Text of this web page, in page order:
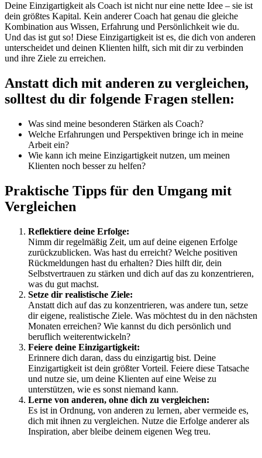
Deine Einzigartigkeit als Coach ist nicht nur eine nette Idee – sie ist
dein größtes Kapital. Kein anderer Coach hat genau die gleiche
Kombination aus Wissen, Erfahrung und Persönlichkeit wie du.
Und das ist gut so! Diese Einzigartigkeit ist es, die dich von anderen
unterscheidet und deinen Klienten hilft, sich mit dir zu verbinden
und ihre Ziele zu erreichen.
Anstatt dich mit anderen zu vergleichen,
solltest du dir folgende Fragen stellen:
Was sind meine besonderen Stärken als Coach?
Welche Erfahrungen und Perspektiven bringe ich in meine
Arbeit ein?
Wie kann ich meine Einzigartigkeit nutzen, um meinen
Klienten noch besser zu helfen?
Praktische Tipps für den Umgang mit
Vergleichen
Reflektiere deine Erfolge:
Nimm dir regelmäßig Zeit, um auf deine eigenen Erfolge
zurückzublicken. Was hast du erreicht? Welche positiven
Rückmeldungen hast du erhalten? Dies hilft dir, dein
Selbstvertrauen zu stärken und dich auf das zu konzentrieren,
was du gut machst.
Setze dir realistische Ziele:
Anstatt dich auf das zu konzentrieren, was andere tun, setze
dir eigene, realistische Ziele. Was möchtest du in den nächsten
Monaten erreichen? Wie kannst du dich persönlich und
beruflich weiterentwickeln?
Feiere deine Einzigartigkeit:
Erinnere dich daran, dass du einzigartig bist. Deine
Einzigartigkeit ist dein größter Vorteil. Feiere diese Tatsache
und nutze sie, um deine Klienten auf eine Weise zu
unterstützen, wie es sonst niemand kann.
Lerne von anderen, ohne dich zu vergleichen:
Es ist in Ordnung, von anderen zu lernen, aber vermeide es,
dich mit ihnen zu vergleichen. Nutze die Erfolge anderer als
Inspiration, aber bleibe deinem eigenen Weg treu.